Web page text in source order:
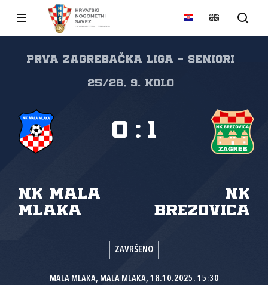
PRVA ZAGREBAČKA LIGA - SENIORI
25/26, 9. kolo
NK Mala
Mlaka
NK
Brezovica
0 : 1
ZAVRŠENO
MALA MLAKA, MALA MLAKA, 18.10.2025. 15:30